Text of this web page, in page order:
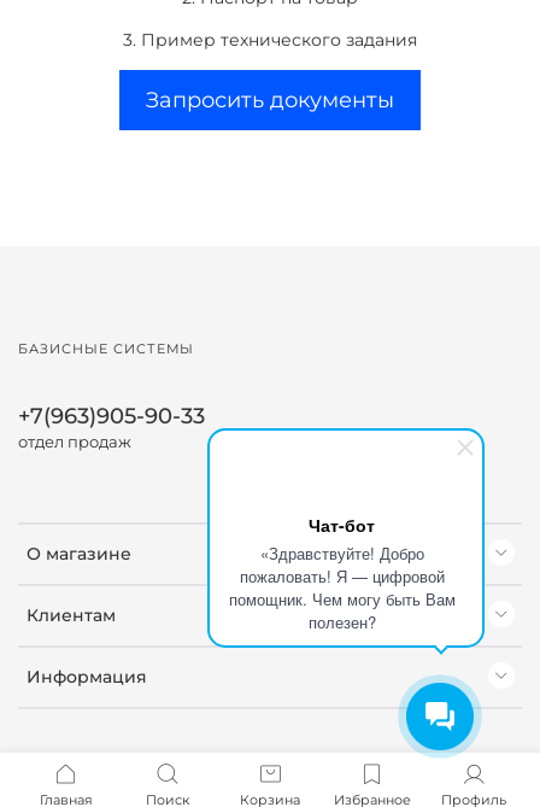
Чат-бот
«Здравствуйте! Добро
пожаловать! Я — цифровой
помощник. Чем могу быть Вам
полезен?
3. Пример технического задания
Запросить документы
О магазине
Клиентам
Информация
БАЗИСНЫЕ СИСТЕМЫ
+7(963)905-90-33
отдел продаж
Главная Поиск Корзина Избранное Профиль